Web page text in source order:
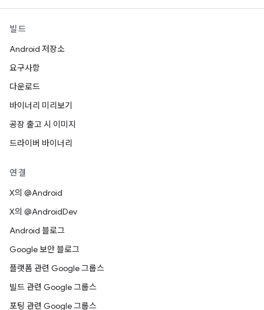
빌드
Android 저장소
요구사항
다운로드
바이너리 미리보기
공장 출고 시 이미지
드라이버 바이너리
연결
X의 @Android
X의 @AndroidDev
Android 블로그
Google 보안 블로그
플랫폼 관련 Google 그룹스
빌드 관련 Google 그룹스
포팅 관련 Google 그룹스